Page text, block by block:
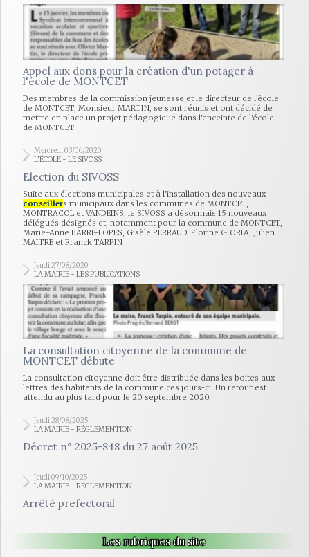
Appel aux dons pour la création d'un potager à
l'école de MONTCET
Des membres de la commission jeunesse et le directeur de l'école
de MONTCET, Monsieur MARTIN, se sont réunis et ont décidé de
mettre en place un projet pédagogique dans l'enceinte de l'école
de MONTCET
Mercredi 03/06/2020
L'ÉCOLE - LE SIVOSS
Election du SIVOSS
Suite aux élections municipales et à l'installation des nouveaux
conseillers municipaux dans les communes de MONTCET,
MONTRACOL et VANDEINS, le SIVOSS a désormais 15 nouveaux
délégués désignés et, notamment pour la commune de MONTCET,
Marie-Anne BARRE-LOPES, Gisèle PERRAUD, Florine GIORIA, Julien
MAITRE et Franck TARPIN
Jeudi 27/08/2020
LA MAIRIE - LES PUBLICATIONS
La consultation citoyenne de la commune de
MONTCET débute
La consultation citoyenne doit être distribuée dans les boites aux
lettres des habitants de la commune ces jours-ci. Un retour est
attendu au plus tard pour le 20 septembre 2020.
Jeudi 28/08/2025
LA MAIRIE - RÉGLEMENTION
Décret n° 2025-848 du 27 août 2025
Jeudi 09/10/2025
LA MAIRIE - RÉGLEMENTION
Arrêté prefectoral
Les rubriques du site